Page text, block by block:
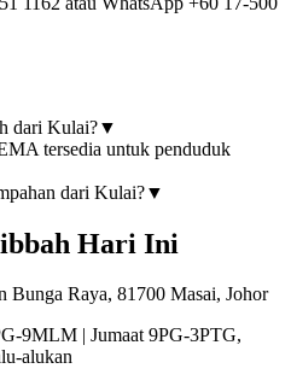
dari Kulai?▼
tersedia untuk penduduk
dari Kulai?▼
Hari Ini
Bunga Raya, 81700 Masai, Johor
9MLM | Jumaat 9PG-3PTG,
alukan